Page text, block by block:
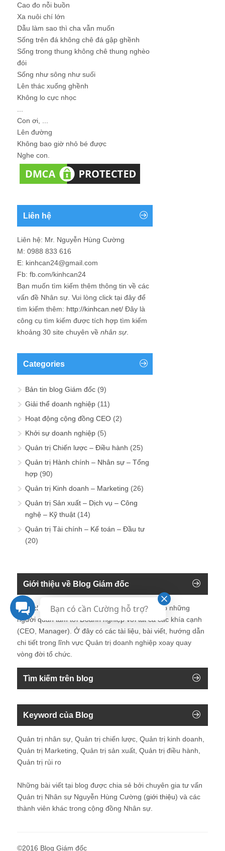
Cao đo nỗi buồn
Xa nuôi chí lớn
Dẫu làm sao thì cha vẫn muốn
Sống trên đá không chê đá gập ghềnh
Sống trong thung không chê thung nghèo
đói
Sống như sông như suối
Lên thác xuống ghềnh
Không lo cực nhọc
Con ơi, ...
Lên đường
Không bao giờ nhỏ bé được
Nghe con.
Liên hệ
Liên hệ: Mr. Nguyễn Hùng Cường
M: 0988 833 616
E: kinhcan24@gmail.com
Fb: fb.com/kinhcan24
Bạn muốn tìm kiếm thêm thông tin về các
vấn đề Nhân sự . Vui lòng click tại đây để
tìm kiếm thêm: http://kinhcan.net/ Đây là
công cụ tìm kiếm được tích hợp tìm kiếm
khoảng 30 site chuyên về nhân sự.
Categories
Bản tin blog Giám đốc (9)
Giải thể doanh nghiệp (11)
Hoạt động cộng đồng CEO (2)
Khởi sự doanh nghiệp (5)
Quản trị Chiến lược – Điều hành (25)
Quản trị Hành chính – Nhân sự – Tổng
hợp (90)
Quản trị Kinh doanh – Marketing (26)
Quản trị Sản xuất – Dịch vụ – Công
nghệ – Kỹ thuật (14)
Quản trị Tài chính – Kế toán – Đầu tư
(20)
Giới thiệu về Blog Giám đốc
Blog chia sẻ về Quản trị Doanh nghiệp ành cho những
người quan tâm tới Doanh nghiệp với tất cả các khía cạnh
(CEO, Manager). Ở đây có các tài liệu, bài viết, hướng dẫn
chi tiết trong lĩnh vực Quản trị doanh nghiệp xoay quay
vòng đời tổ chức.
Tìm kiếm trên blog
Keyword của Blog
Quản trị nhân sự, Quản trị chiến lược, Quản trị kinh doanh,
Quản trị Marketing, Quản trị sản xuất, Quản trị điều hành,
Quản trị rủi ro
Những bài viết tại blog được chia sẻ bởi chuyên gia tư vấn
Quản trị Nhân sự Nguyễn Hùng Cường (giới thiệu) và các
thành viên khác trong cộng đồng Nhân sự.
©2016 Blog Giám đốc
Bạn có cần Cường hỗ trợ?